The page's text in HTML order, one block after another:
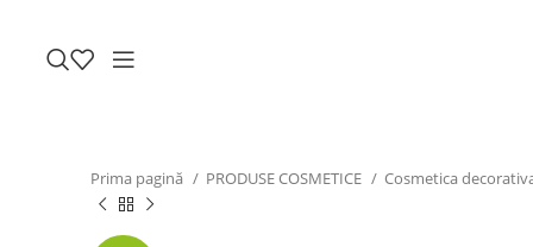
Prima pagină PRODUSE COSMETICE Cosmetica